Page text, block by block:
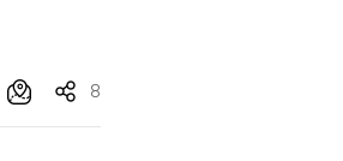
8